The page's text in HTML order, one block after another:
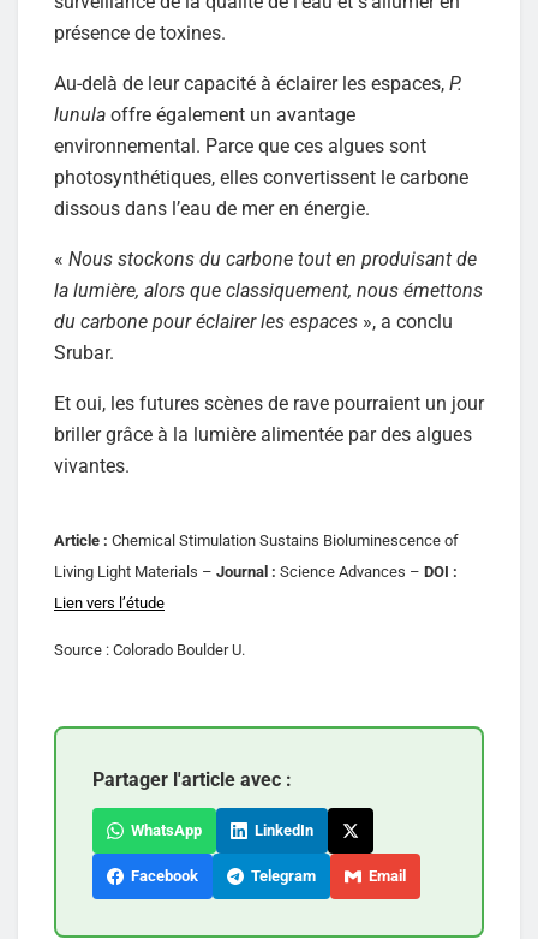
présence de toxines.
Au-delà de leur capacité à éclairer les espaces, P.
lunula offre également un avantage
environnemental. Parce que ces algues sont
photosynthétiques, elles convertissent le carbone
dissous dans l’eau de mer en énergie.
« Nous stockons du carbone tout en produisant de
la lumière, alors que classiquement, nous émettons
du carbone pour éclairer les espaces », a conclu
Srubar.
Et oui, les futures scènes de rave pourraient un jour
briller grâce à la lumière alimentée par des algues
vivantes.
Article : Chemical Stimulation Sustains Bioluminescence of
Living Light Materials – Journal : Science Advances – DOI :
Lien vers l’étude
Source : Colorado Boulder U.
Partager l'article avec :
WhatsApp LinkedIn
Facebook Telegram Email